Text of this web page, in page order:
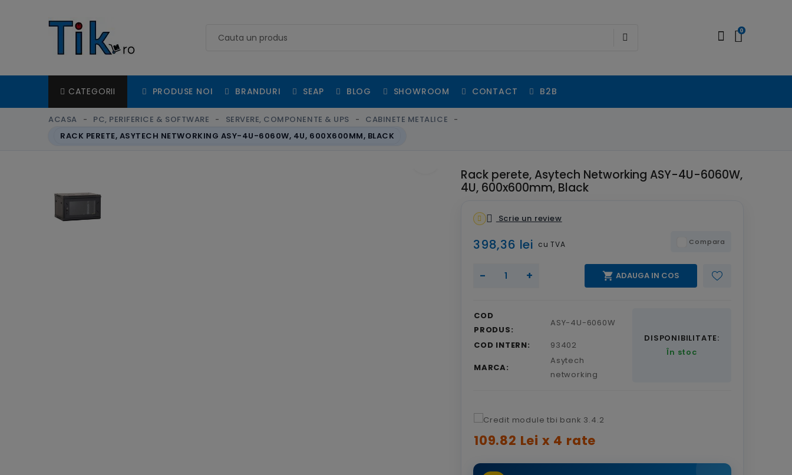
0
CATEGORII PRODUSE NOI BRANDURI SEAP BLOG SHOWROOM CONTACT B2B
ACASA PC, PERIFERICE & SOFTWARE SERVERE, COMPONENTE & UPS
CABINETE METALICE
RACK PERETE, ASYTECH NETWORKING ASY-4U-6060W, 4U, 600X600MM, BLACK
Rack perete, Asytech Networking ASY-4U-6060W,
4U, 600x600mm, Black
Scrie un review
398,36 lei cu TVA Compara
- +  ADAUGA IN COS
COD
PRODUS:
ASY-4U-6060W
COD INTERN:
93402
MARCA:
Asytech
networking
DISPONIBILITATE:
În stoc
109.82 Lei x 4 rate